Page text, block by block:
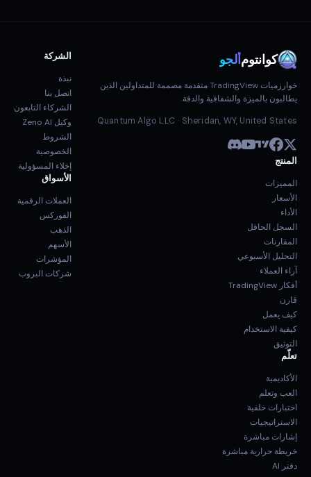
كوانتومألجو
خوارزميات TradingView متقدمة مصممة للمتداولين الذين
يطالبون بالميزة والشفافية والدقة.
Quantum Algo LLC · Sheridan, WY, United States
المنتج
المميزات
الأسعار
الأداء
السجل الحافل
المقارنات
التحليل الأسبوعي
آراء العملاء
أفكار TradingView
قارن
كيف يعمل
كيفية الاستخدام
التوثيق
تعلّم
الأكاديمية
العب وتعلم
اختبارات خلفية
الاستراتيجيات
إشارات مباشرة
خريطة حرارية مباشرة
دفتر AI
الشركة
نبذة
اتصل بنا
الشركاء التابعون
وكيل Zeno AI
الشروط
الخصوصية
إخلاء المسؤولية
الأسواق
العملات الرقمية
الفوركس
الذهب
الأسهم
المؤشرات
شركات البروب